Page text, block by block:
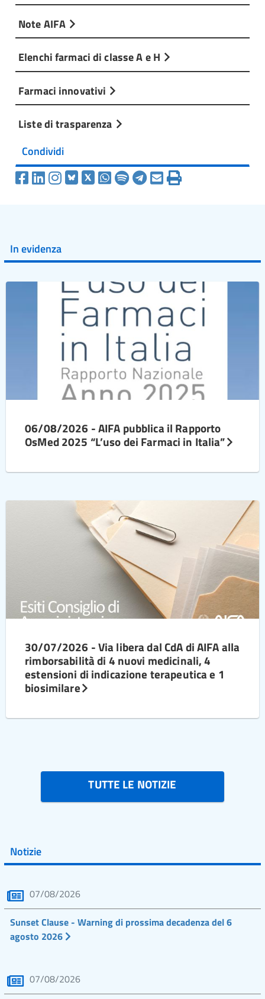
Note AIFA
Elenchi farmaci di classe A e H
Farmaci innovativi
Liste di trasparenza
Condividi
In evidenza
06/08/2026 - AIFA pubblica il Rapporto
OsMed 2025 “L’uso dei Farmaci in Italia”
30/07/2026 - Via libera dal CdA di AIFA alla
rimborsabilità di 4 nuovi medicinali, 4
estensioni di indicazione terapeutica e 1
biosimilare
TUTTE LE NOTIZIE
Notizie
07/08/2026
Sunset Clause - Warning di prossima decadenza del 6
agosto 2026
07/08/2026